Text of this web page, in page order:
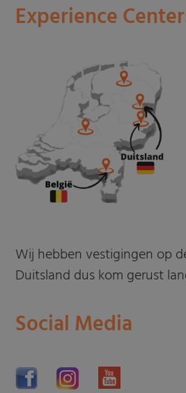
Experience
Wij hebben vestigingen op
Duitsland dus kom gerust
Social Media